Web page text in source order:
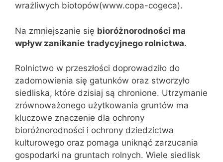
wrażliwych biotopów(www.copa-cogeca).
Na zmniejszanie się bioróżnorodności ma
wpływ zanikanie tradycyjnego rolnictwa.
Rolnictwo w przeszłości doprowadziło do
zadomowienia się gatunków oraz stworzyło
siedliska, które dzisiaj są chronione. Utrzymanie
zrównoważonego użytkowania gruntów ma
kluczowe znaczenie dla ochrony
bioróżnorodności i ochrony dziedzictwa
kulturowego oraz pomaga uniknąć zarzucania
gospodarki na gruntach rolnych. Wiele siedlisk